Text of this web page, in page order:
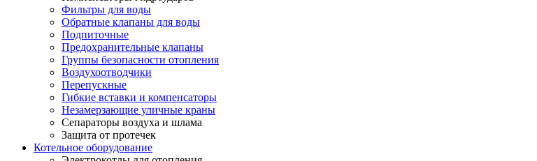
Фильтры для воды
Обратные клапаны для воды
Подпиточные
Предохранительные клапаны
Группы безопасности отопления
Воздухоотводчики
Перепускные
Гибкие вставки и компенсаторы
Незамерзающие уличные краны
Сепараторы воздуха и шлама
Защита от протечек
Котельное оборудование